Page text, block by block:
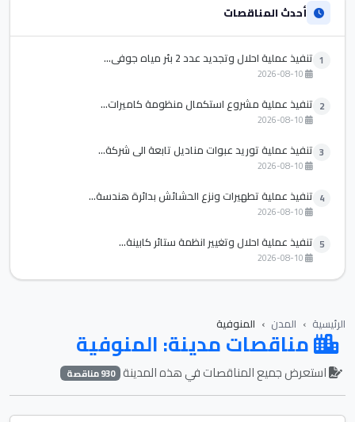
أحدث المناقصات
1 تنفيذ عملية احلال وتجديد عدد 2 بئر مياه جوفي...
2 تنفيذ عملية مشروع استكمال منظومة كاميرات...
3 تنفيذ عملية توريد عبوات مناديل تابعة الي شركة...
4 تنفيذ عملية تطهيرات ونزع الحشائش بدائرة هندسة...
5 تنفيذ عملية احلال وتغيير انظمة ستائر كابينة...
الرئيسية المدن المنوفية
مناقصات مدينة: المنوفية
استعرض جميع المناقصات في هذه المدينة 930 مناقصة